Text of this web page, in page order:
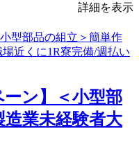
詳細を表示
ーン】＜小型部
業未経験者大